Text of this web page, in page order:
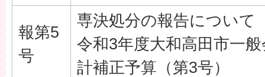
報第5
号
専決処分の報告について
令和3年度大和高田市一般
計補正予算（第3号）